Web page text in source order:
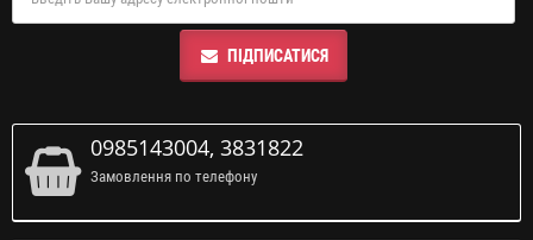
ПІДПИСАТИСЯ
0985143004, 3831822
Замовлення по телефону